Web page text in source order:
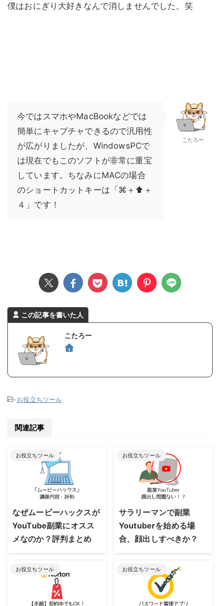
僕はおにぎり大好きなんで消しませんでした。笑
今ではスマホやMacBookなどでは
簡単にキャプチャできるので汎用性
が広がりましたが、WindowsPCで
は現在でもこのソフトが非常に重宝
しています。ちなみにMACの場合
のショートカットキーは「⌘＋⬆️＋
４」です！
こたろー
この記事を書いた人
こたろー
-お役立ちツール
関連記事
お役立ちツール
2023/8/24
なぜムービーハックスが
YouTube副業にオスス
メなのか？評判まとめ
お役立ちツール
2023/8/24
サラリーマンで副業
Youtuberを始める場
合、顔出しすべきか？
お役立ちツール お役立ちツール